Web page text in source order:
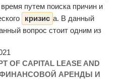
путем поиска причин и
кризис а. В данный
вопрос стоит одним из
OF CAPITAL LEASE AND
ФИНАНСОВОЙ АРЕНДЫ И